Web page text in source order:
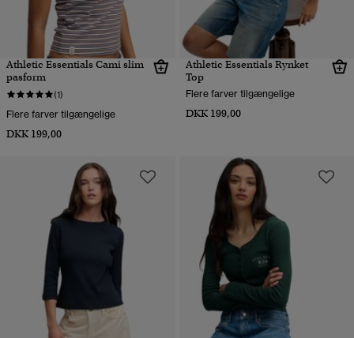
Athletic Essentials Cami slim
pasform
(1)
Flere farver tilgængelige
DKK 199,00
Athletic Essentials Rynket
Top
Flere farver tilgængelige
DKK 199,00